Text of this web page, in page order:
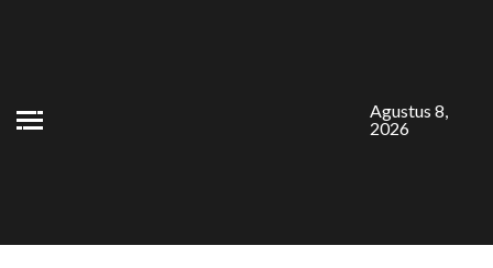
Agustus 8,
2026